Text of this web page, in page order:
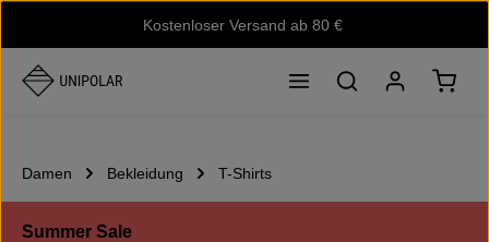
Zum Hauptinhalt springenKostenloser Versand ab 80 €
Damen Bekleidung T-Shirts
Summer Sale